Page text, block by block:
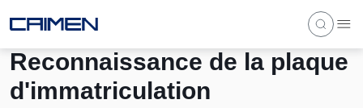
Reconnaissance de la plaque
d'immatriculation